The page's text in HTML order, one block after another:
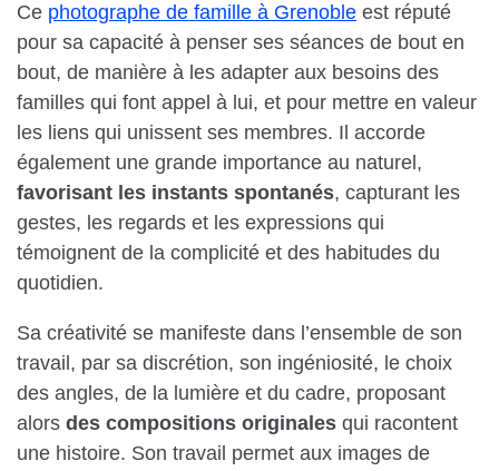
Ce photographe de famille à Grenoble est réputé
pour sa capacité à penser ses séances de bout en
bout, de manière à les adapter aux besoins des
familles qui font appel à lui, et pour mettre en valeur
les liens qui unissent ses membres. Il accorde
également une grande importance au naturel,
favorisant les instants spontanés, capturant les
gestes, les regards et les expressions qui
témoignent de la complicité et des habitudes du
quotidien.
Sa créativité se manifeste dans l’ensemble de son
travail, par sa discrétion, son ingéniosité, le choix
des angles, de la lumière et du cadre, proposant
alors des compositions originales qui racontent
une histoire. Son travail permet aux images de